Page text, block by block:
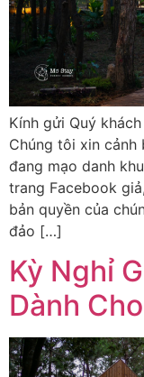
Kính gửi Quý
Chúng tôi xin
đang mạo danh
trang Facebook
bản quyền của
đảo […]
Kỳ Nghỉ
Dành